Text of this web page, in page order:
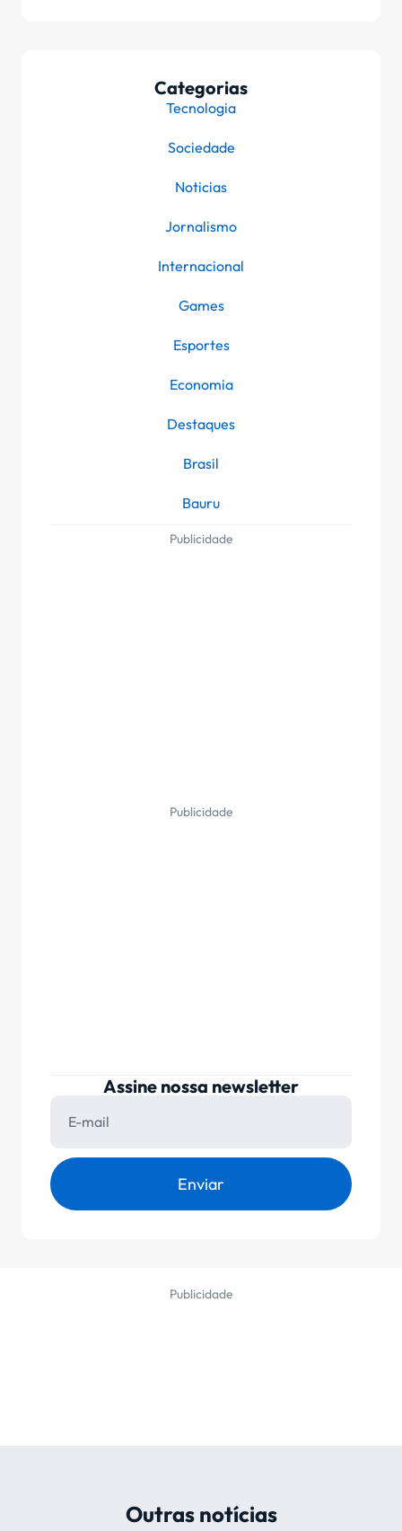
Categorias
Tecnologia
Sociedade
Noticias
Jornalismo
Internacional
Games
Esportes
Economia
Destaques
Brasil
Bauru
Publicidade
Publicidade
Assine nossa newsletter
Enviar
Publicidade
Outras notícias